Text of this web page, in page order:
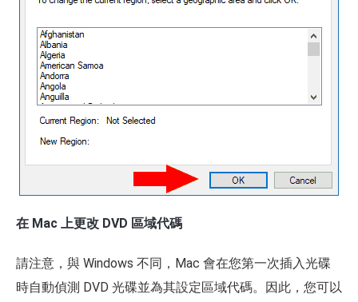
在 Mac 上更改 DVD 區域代碼
請注意，與 Windows 不同，Mac 會在您第一次插入光碟
時自動偵測 DVD 光碟並為其設定區域代碼。因此，您可以